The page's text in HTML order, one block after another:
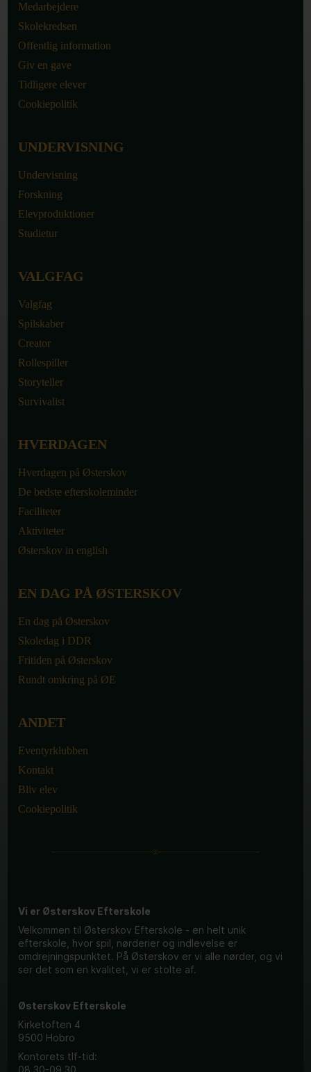
Medarbejdere
Skolekredsen
Offentlig information
Giv en gave
Tidligere elever
Cookiepolitik
UNDERVISNING
Undervisning
Forskning
Elevproduktioner
Studietur
VALGFAG
Valgfag
Spilskaber
Creator
Rollespiller
Storyteller
Survivalist
HVERDAGEN
Hverdagen på Østerskov
De bedste efterskoleminder
Faciliteter
Aktiviteter
Østerskov in english
EN DAG PÅ ØSTERSKOV
En dag på Østerskov
Skoledag i DDR
Fritiden på Østerskov
Rundt omkring på ØE
ANDET
Eventyrklubben
Kontakt
Bliv elev
Cookiepolitik
Vi er Østerskov Efterskole
Velkommen til Østerskov Efterskole - en helt unik
efterskole, hvor spil, nørderier og indlevelse er
omdrejningspunktet. På Østerskov er vi alle nørder, og vi
ser det som en kvalitet, vi er stolte af.
Østerskov Efterskole
Kirketoften 4
9500 Hobro
Kontorets tlf-tid: